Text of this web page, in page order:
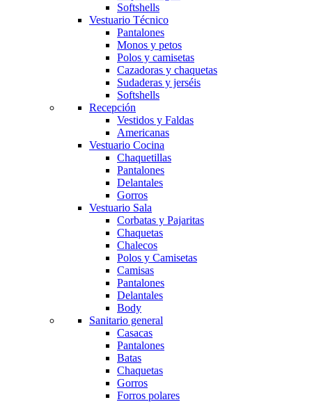
Softshells
Vestuario Técnico
Pantalones
Monos y petos
Polos y camisetas
Cazadoras y chaquetas
Sudaderas y jerséis
Softshells
Recepción
Vestidos y Faldas
Americanas
Vestuario Cocina
Chaquetillas
Pantalones
Delantales
Gorros
Vestuario Sala
Corbatas y Pajaritas
Chaquetas
Chalecos
Polos y Camisetas
Camisas
Pantalones
Delantales
Body
Sanitario general
Casacas
Pantalones
Batas
Chaquetas
Gorros
Forros polares